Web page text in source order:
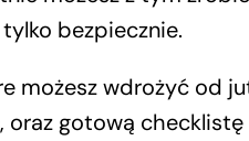
tylko bezpiecznie.
możesz wdrożyć od
oraz gotową